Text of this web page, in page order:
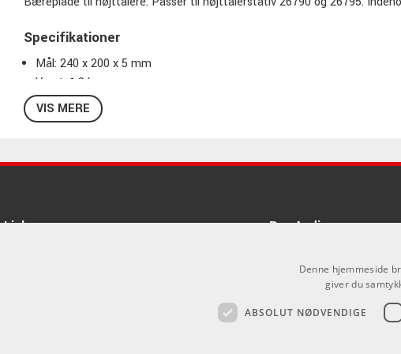
Specifikationer
Mål: 240 x 200 x 5 mm
Vægt: 1,8 kg
VIS MERE
Links Pro Audio
Denne hjemmeside
giver du
ABSOLUT NØDVENDIGE